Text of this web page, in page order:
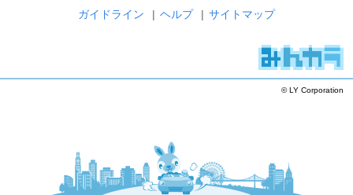
ガイドライン
| ヘルプ | サイトマップ
© LY Corporation